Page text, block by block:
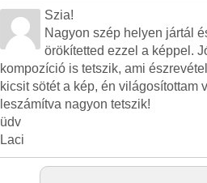
Szia!
Nagyon szép helyen jártál
örökítetted ezzel a képpel.
kompozíció is tetszik, ami
kicsit sötét a kép, én világosítottam
leszámítva nagyon tetszik!
üdv
Laci